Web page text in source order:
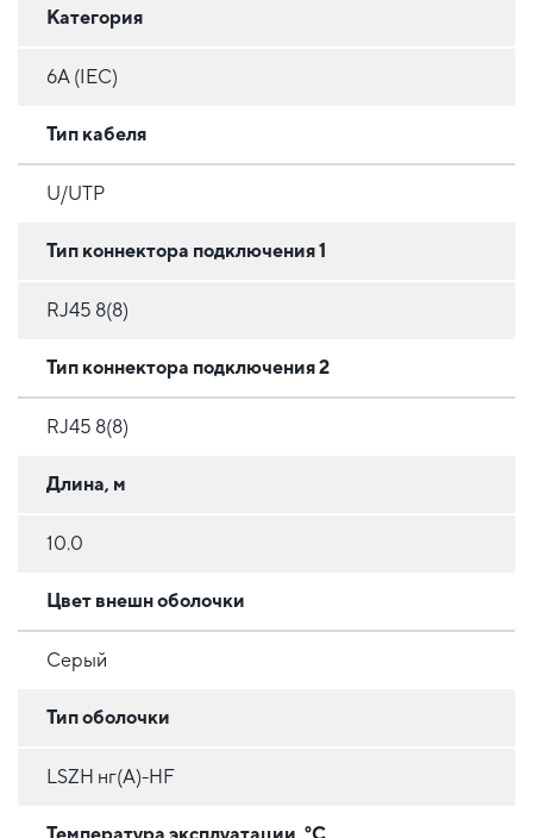
Категория
6A (IEC)
Тип кабеля
U/UTP
Тип коннектора подключения 1
RJ45 8(8)
Тип коннектора подключения 2
RJ45 8(8)
Длина, м
10.0
Цвет внешн оболочки
Серый
Тип оболочки
LSZH нг(А)-HF
Температура эксплуатации, °C